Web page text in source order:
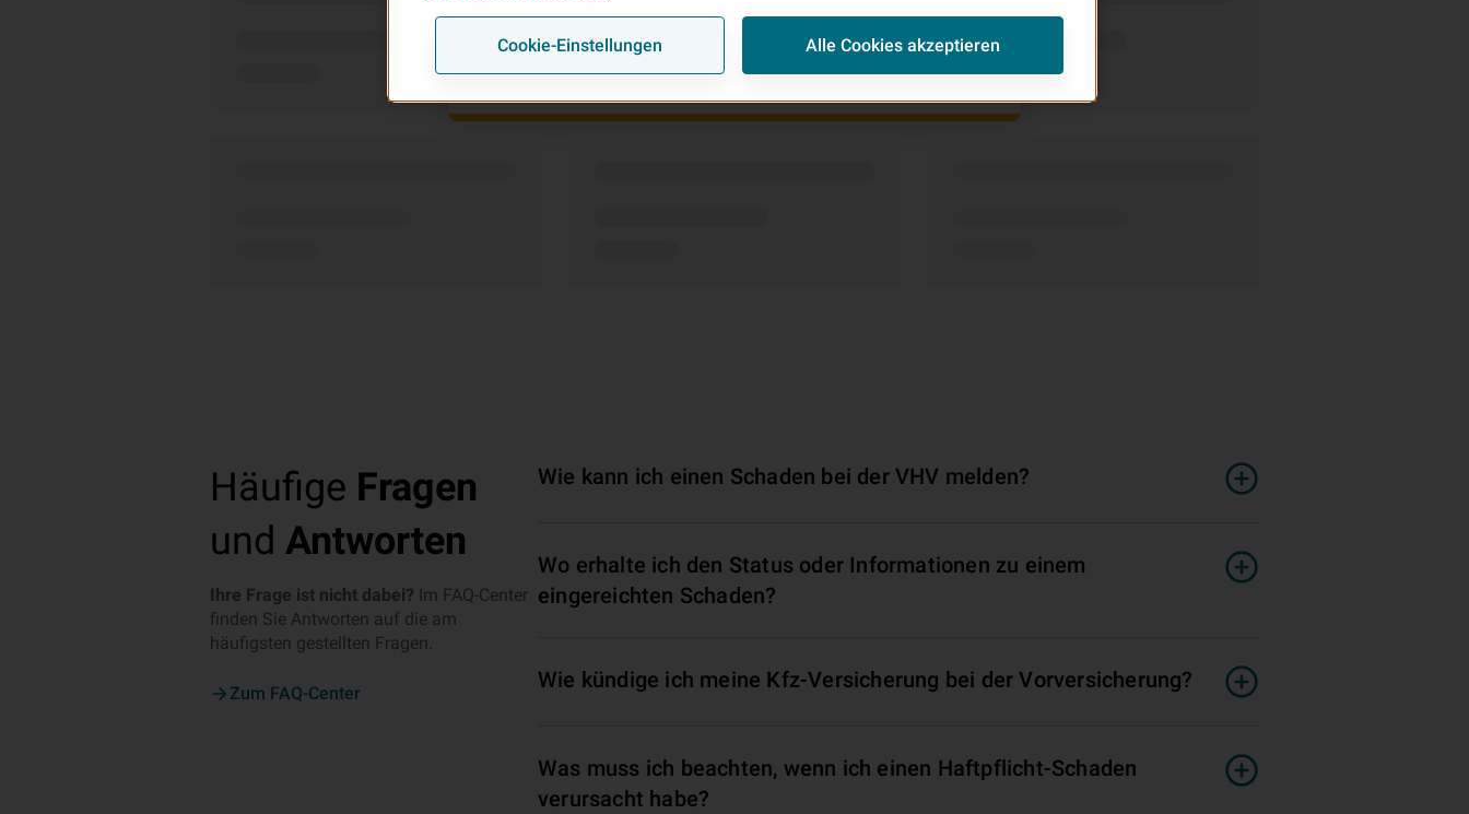
Bitte wählen Weiter
Häufige Fragen
und Antworten
Ihre Frage ist nicht dabei? Im FAQ-Center
finden Sie Antworten auf die am
häufigsten gestellten Fragen.
Zum FAQ-Center
Wie kann ich einen Schaden bei der VHV melden?
Wo erhalte ich den Status oder Informationen zu einem
eingereichten Schaden?
Wie kündige ich meine Kfz-Versicherung bei der Vorversicherung?
Was muss ich beachten, wenn ich einen Haftpflicht-Schaden
verursacht habe?
Cookie-Einstellungen Alle Cookies akzeptieren